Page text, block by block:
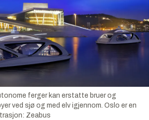
ferger kan erstatte bruer og
ved sjø og med elv igjennom. Oslo er en
Zeabus